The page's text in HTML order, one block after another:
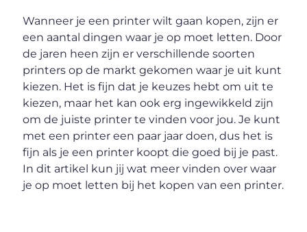
Wanneer je een printer wilt gaan kopen, zijn er
een aantal dingen waar je op moet letten. Door
de jaren heen zijn er verschillende soorten
printers op de markt gekomen waar je uit kunt
kiezen. Het is fijn dat je keuzes hebt om uit te
kiezen, maar het kan ook erg ingewikkeld zijn
om de juiste printer te vinden voor jou. Je kunt
met een printer een paar jaar doen, dus het is
fijn als je een printer koopt die goed bij je past.
In dit artikel kun jij wat meer vinden over waar
je op moet letten bij het kopen van een printer.